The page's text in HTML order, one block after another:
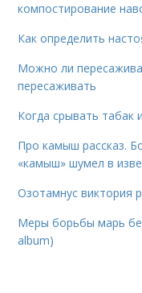
компостирование
Как определить
Можно ли
пересаживать
Когда срывать табак
Про камыш рассказ.
«камыш» шумел в
Озотамнус виктория
Меры борьбы марь
album)